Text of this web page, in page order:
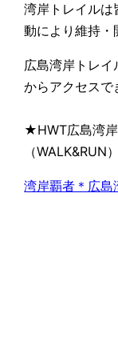
湾岸トレイル
動により維持・
広島湾岸トレイ
からアクセス
★HWT広島湾
（
湾岸覇者＊広